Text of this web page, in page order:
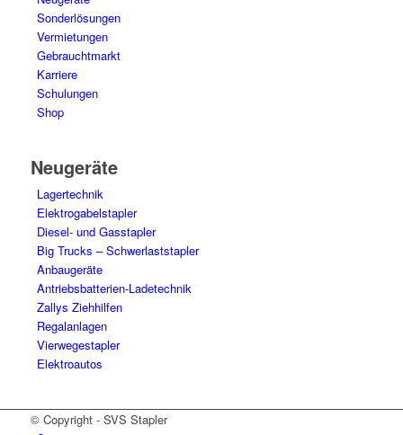
Sonderlösungen
Vermietungen
Gebrauchtmarkt
Karriere
Schulungen
Shop
Neugeräte
Lagertechnik
Elektrogabelstapler
Diesel- und Gasstapler
Big Trucks – Schwerlaststapler
Anbaugeräte
Antriebsbatterien-Ladetechnik
Zallys Ziehhilfen
Regalanlagen
Vierwegestapler
Elektroautos
© Copyright - SVS Stapler